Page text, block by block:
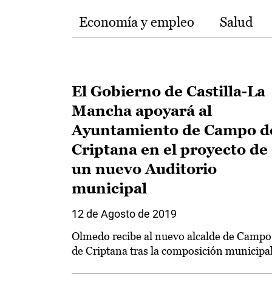
Temas
Economía y empleo Salud
El Gobierno de Castilla-La
Mancha apoyará al
Ayuntamiento de Campo
Criptana en el proyecto de
un nuevo Auditorio
municipal
12 de Agosto de 2019
Olmedo recibe al nuevo alcalde de Campo
de Criptana tras la composición